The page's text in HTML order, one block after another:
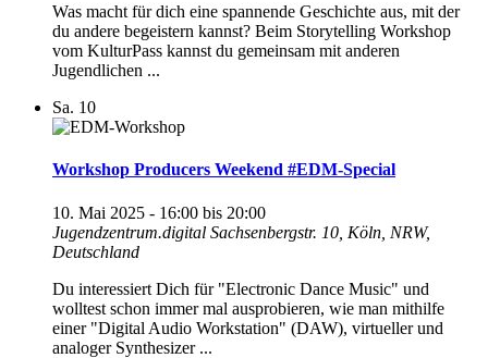
Was macht für dich eine spannende Geschichte aus, mit der
du andere begeistern kannst? Beim Storytelling Workshop
vom KulturPass kannst du gemeinsam mit anderen
Jugendlichen ...
Sa. 10
Workshop Producers Weekend #EDM-Special
10. Mai 2025 - 16:00 bis 20:00
Jugendzentrum.digital Sachsenbergstr. 10, Köln, NRW,
Deutschland
Du interessiert Dich für "Electronic Dance Music" und
wolltest schon immer mal ausprobieren, wie man mithilfe
einer "Digital Audio Workstation" (DAW), virtueller und
analoger Synthesizer ...